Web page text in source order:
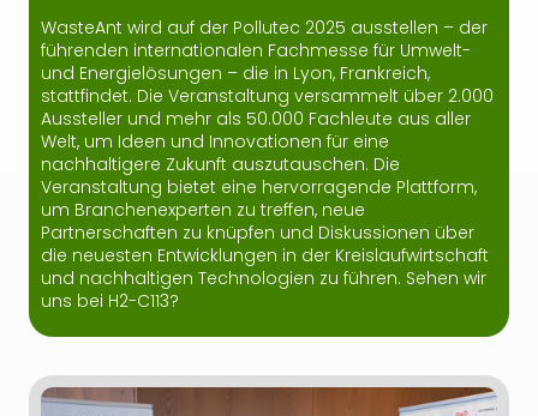
WasteAnt wird auf der Pollutec 2025 ausstellen – der
führenden internationalen Fachmesse für Umwelt-
und Energielösungen – die in Lyon, Frankreich,
stattfindet. Die Veranstaltung versammelt über 2.000
Aussteller und mehr als 50.000 Fachleute aus aller
Welt, um Ideen und Innovationen für eine
nachhaltigere Zukunft auszutauschen. Die
Veranstaltung bietet eine hervorragende Plattform,
um Branchenexperten zu treffen, neue
Partnerschaften zu knüpfen und Diskussionen über
die neuesten Entwicklungen in der Kreislaufwirtschaft
und nachhaltigen Technologien zu führen. Sehen wir
uns bei H2-C113?